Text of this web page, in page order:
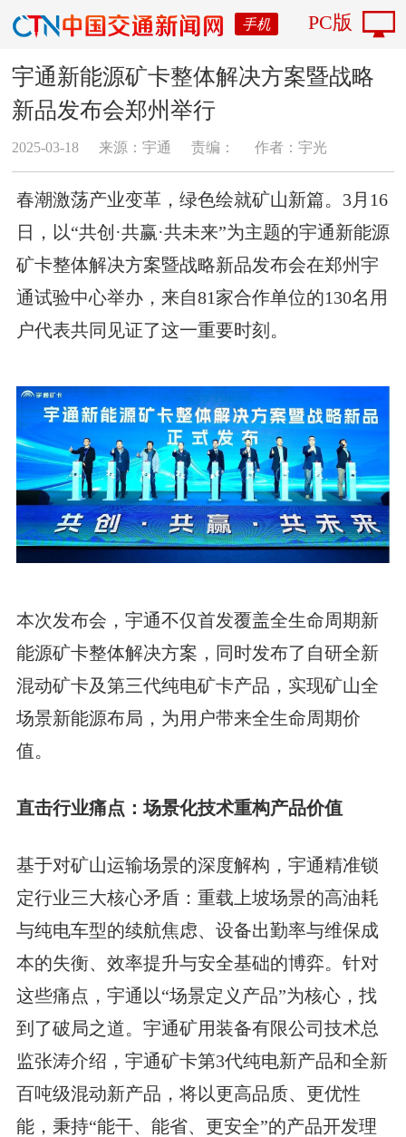
手机 PC版
宇通新能源矿卡整体解决方案暨战略
新品发布会郑州举行
2025-03-18 来源：宇通 责编： 作者：宇光
春潮激荡产业变革，绿色绘就矿山新篇。3月16
日，以“共创·共赢·共未来”为主题的宇通新能源
矿卡整体解决方案暨战略新品发布会在郑州宇
通试验中心举办，来自81家合作单位的130名用
户代表共同见证了这一重要时刻。
本次发布会，宇通不仅首发覆盖全生命周期新
能源矿卡整体解决方案，同时发布了自研全新
混动矿卡及第三代纯电矿卡产品，实现矿山全
场景新能源布局，为用户带来全生命周期价
值。
直击行业痛点：场景化技术重构产品价值
基于对矿山运输场景的深度解构，宇通精准锁
定行业三大核心矛盾：重载上坡场景的高油耗
与纯电车型的续航焦虑、设备出勤率与维保成
本的失衡、效率提升与安全基础的博弈。针对
这些痛点，宇通以“场景定义产品”为核心，找
到了破局之道。宇通矿用装备有限公司技术总
监张涛介绍，宇通矿卡第3代纯电新产品和全新
百吨级混动新产品，将以更高品质、更优性
能，秉持“能干、能省、更安全”的产品开发理